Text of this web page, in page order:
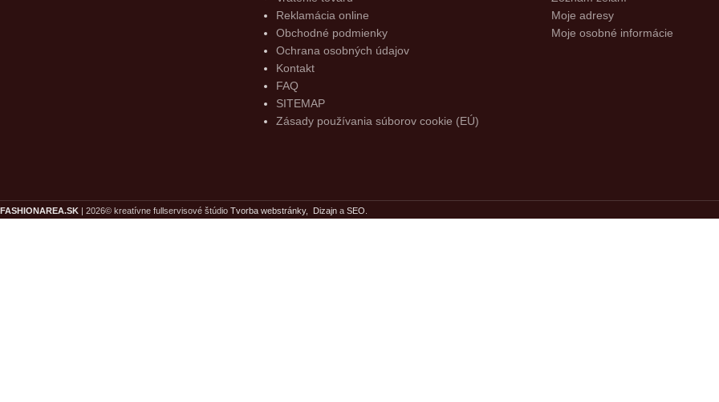
Silonky VERONA 60 den
7.90€
Reklamácia online
Obchodné podmienky
Ochrana osobných údajov
Kontakt
FAQ
SITEMAP
Zásady používania súborov cookie (EÚ)
Moje adresy
Moje osobné informácie
FASHIONAREA.SK | 2026© kreatívne fullservisové štúdio Tvorba webstránky, Dizajn a SEO